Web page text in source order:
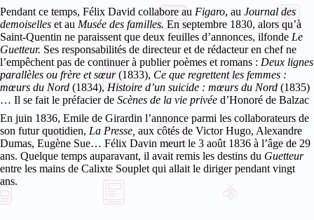
Pendant ce temps, Félix David collabore au Figaro, au Journal des
demoiselleset au Musée des familles.En septembre 1830, alors qu’à
Saint-Quentin ne paraissent que deux feuilles d’annonces, ilfonde Le
Guetteur. Ses responsabilités de directeur et de rédacteur en chef ne
l’empêchent pas de continuer à publier poèmes et romans : Deux lignes
parallèles ou frère et sœur(1833), Ce que regrettent les femmes :
mœurs du Nord (1834),Histoire d’un suicide : mœurs du Nord (1835)
… Il se fait le préfacier de Scènes de la vie privée d’Honoré de Balzac
En juin 1836, Emile de Girardin l’annonce parmi les collaborateurs de
son futur quotidien, La Presse, aux côtés de Victor Hugo, Alexandre
Dumas, Eugène Sue… Félix Davin meurt le 3 août 1836 à l’âge de 29
ans. Quelque temps auparavant, il avait remis les destins du Guetteur
entre les mains de Calixte Souplet qui allait le diriger pendant vingt
ans.